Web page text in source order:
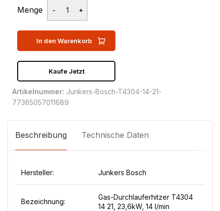
Menge
In den Warenkorb
Kaufe Jetzt
Artikelnummer: Junkers-Bosch-T4304-14-21-
77365057011689
Beschreibung Technische Daten
Hersteller: Junkers Bosch
Bezeichnung:
Gas-Durchlauferhitzer T4304
14 21, 23,6kW, 14 l/min